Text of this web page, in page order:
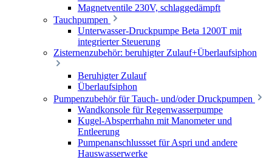
Magnetventile 230V, schlaggedämpft
Tauchpumpen
Unterwasser-Druckpumpe Beta 1200T mit
integrierter Steuerung
Zisternenzubehör: beruhigter Zulauf+Überlaufsiphon
Beruhigter Zulauf
Überlaufsiphon
Pumpenzubehör für Tauch- und/oder Druckpumpen
Wandkonsole für Regenwasserpumpe
Kugel-Absperrhahn mit Manometer und
Entleerung
Pumpenanschlussset für Aspri und andere
Hauswasserwerke